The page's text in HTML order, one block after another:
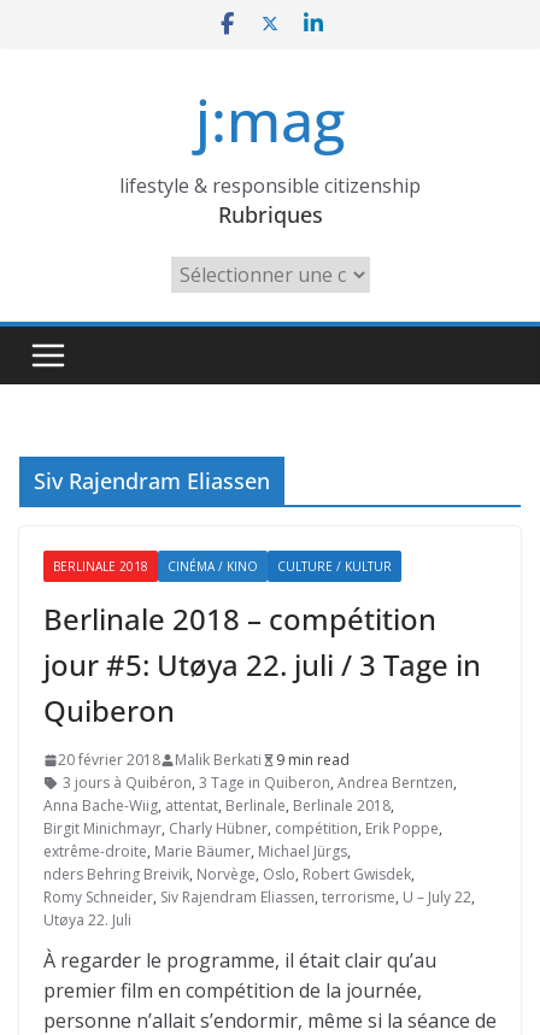
j:mag
lifestyle & responsible citizenship
Rubriques
Rubriques
Siv Rajendram Eliassen
BERLINALE 2018 CINÉMA / KINO CULTURE / KULTUR
Berlinale 2018 – compétition
jour #5: Utøya 22. juli / 3 Tage in
Quiberon
20 février 2018 Malik Berkati
9 min read
3 jours à Quibéron, 3 Tage in Quiberon, Andrea Berntzen,
Anna Bache-Wiig, attentat, Berlinale, Berlinale 2018,
Birgit Minichmayr, Charly Hübner, compétition, Erik Poppe,
extrême-droite, Marie Bäumer, Michael Jürgs,
nders Behring Breivik, Norvège, Oslo, Robert Gwisdek,
Romy Schneider, Siv Rajendram Eliassen, terrorisme, U – July 22,
Utøya 22. Juli
À regarder le programme, il était clair qu’au
premier film en compétition de la journée,
personne n’allait s’endormir, même si la séance de